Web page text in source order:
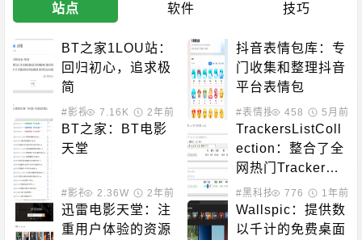
站点 软件 技巧
BT之家1LOU站：
回归初心，追求极
简
#影视下载7.16K 2年前
抖音表情包库：专
门收集和整理抖音
平台表情包
#表情搜索458 5月前
BT之家：BT电影
天堂
#影视下载2.36W 2年前
TrackersListColl
ection：整合了全
网热门Tracker并
最终得到了一个优
质的Tracker列表
#黑科技相关
776 1年前
迅雷电影天堂：注
重用户体验的资源
Wallspic：提供数
以千计的免费桌面